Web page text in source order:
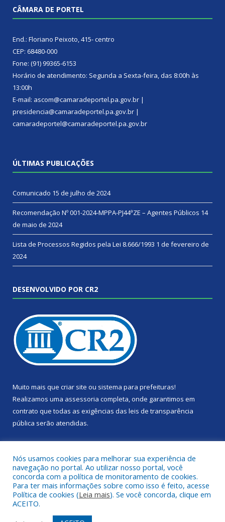
CÂMARA DE PORTEL
End.: Floriano Peixoto, 415- centro
CEP: 68480-000
Fone: (91) 99365-6153
Horário de atendimento: Segunda a Sexta-feira, das 8:00h às
13:00h
E-mail: ascom@camaradeportel.pa.gov.br |
presidencia@camaradeportel.pa.gov.br |
camaradeportel@camaradeportel.pa.gov.br
ÚLTIMAS PUBLICAÇÕES
Comunicado 15 de julho de 2024
Recomendação Nº 001-2024-MPPA-PJ44ªZE – Agentes Públicos 14
de maio de 2024
Lista de Processos Regidos pela Lei 8.666/1993 1 de fevereiro de
2024
DESENVOLVIDO POR CR2
Muito mais que criar site ou sistema para prefeituras!
Realizamos uma assessoria completa, onde garantimos em
contrato que todas as exigências das leis de transparência
pública serão atendidas.
Todos os direitos reservados a Câmara Municipal de Portel.
Nós usamos cookies para melhorar sua experiência de
navegação no portal. Ao utilizar nosso portal, você
concorda com a política de monitoramento de cookies.
Para ter mais informações sobre como isso é feito, acesse
Política de cookies (Leia mais). Se você concorda, clique em
ACEITO.